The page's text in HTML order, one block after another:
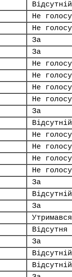
Відсутній
Не
Не
За
За
Не
Не
Не
Не
За
Відсутній
Не
Не
Не
Не
За
Відсутній
За
Утримався
Відсутня
За
Відсутній
Відсутній